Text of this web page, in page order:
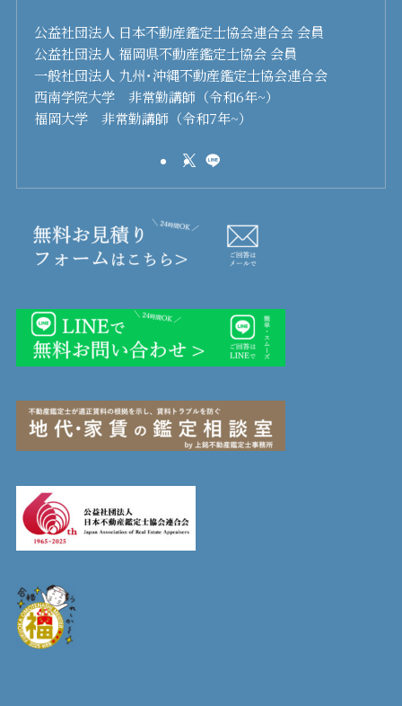
公益社団法人 日本不動産鑑定士協会連合会 会員
公益社団法人 福岡県不動産鑑定士協会 会員
一般社団法人 九州･沖縄不動産鑑定士協会連合会
西南学院大学 非常勤講師（令和6年~）
福岡大学 非常勤講師（令和7年~）